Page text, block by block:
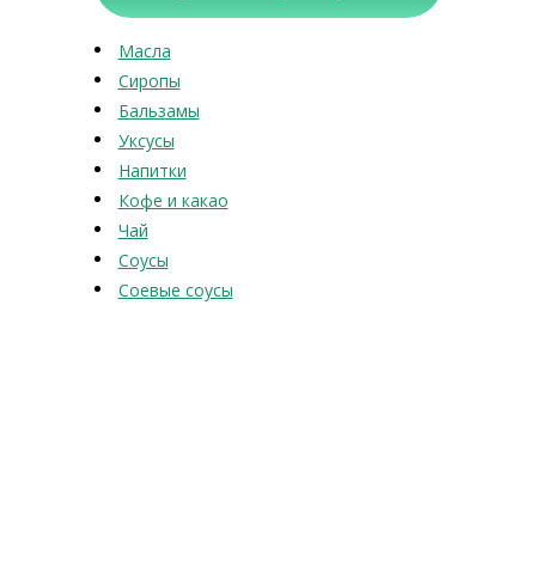
Масла
Сиропы
Бальзамы
Уксусы
Напитки
Кофе и какао
Чай
Соусы
Соевые соусы